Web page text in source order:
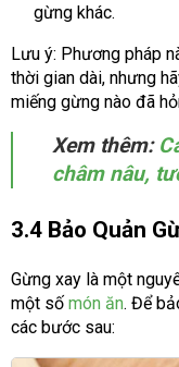
gừng khác.
Lưu ý: Phương pháp
thời gian dài, nhưng
miếng gừng nào đã
Xem thêm:
châm nâu,
3.4 Bảo Quản
Gừng xay là một
một số món ăn. Để
các bước sau: